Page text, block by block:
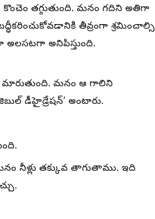
తగ్గుతుంది. మనం గదిని అతిగా
తీవ్రంగా శ్రమించాల్సి
అలసటగా అనిపిస్తుంది.
మనం ఆ గాలిని
డీహైడ్రేషన్’ అంటారు.
నీళ్లు తక్కువ తాగుతాము. ఇది